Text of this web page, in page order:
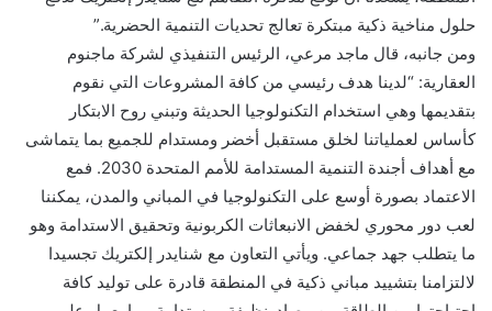
حلول مناخية ذكية مبتكرة تعالج تحديات التنمية الحضرية.”
ومن جانبه، قال ماجد مرعي، الرئيس التنفيذي لشركة ماجنوم
العقارية: “لدينا هدف رئيسي من كافة المشروعات التي نقوم
بتقديمها وهي استخدام التكنولوجيا الحديثة وتبني روح الابتكار
كأساس لعملياتنا لخلق مستقبل أخضر ومستدام للجميع بما يتماشى
مع أهداف أجندة التنمية المستدامة للأمم المتحدة 2030. فمع
الاعتماد بصورة أوسع على التكنولوجيا في المباني والمدن، يمكننا
لعب دور محوري لخفض الانبعاثات الكربونية وتحقيق الاستدامة وهو
ما يتطلب جهد جماعي. ويأتي التعاون مع شنايدر إلكتريك تجسيدا
لالتزامنا بتشييد مباني ذكية في المنطقة قادرة على توليد كافة